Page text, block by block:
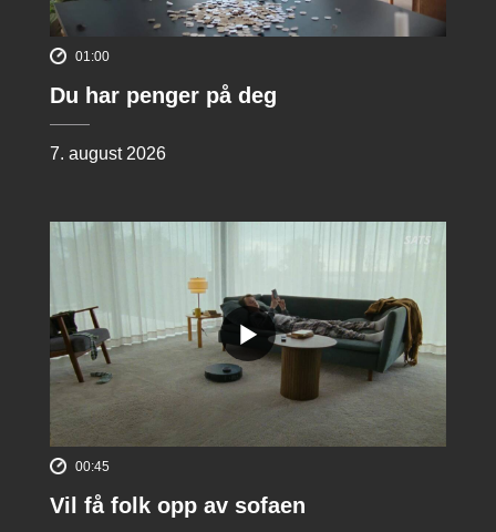
01:00
Du har penger på deg
7. august 2026
00:45
Vil få folk opp av sofaen